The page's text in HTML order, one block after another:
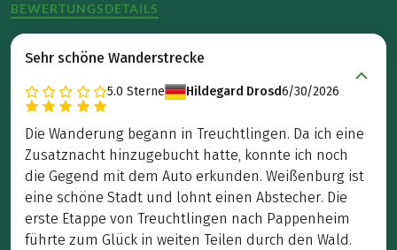
BEWERTUNGSDETAILS
Sehr schöne Wanderstrecke
5.0 Sterne Hildegard Drosd6/30/2026
Die Wanderung begann in Treuchtlingen. Da ich eine
Zusatznacht hinzugebucht hatte, konnte ich noch
die Gegend mit dem Auto erkunden. Weißenburg ist
eine schöne Stadt und lohnt einen Abstecher. Die
erste Etappe von Treuchtlingen nach Pappenheim
führte zum Glück in weiten Teilen durch den Wald.